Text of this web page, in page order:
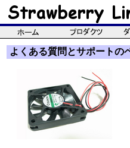
よくある質問とサポートの